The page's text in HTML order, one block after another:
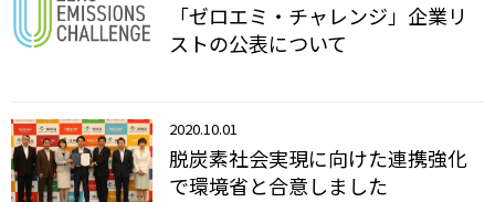
「ゼロエミ・チャレンジ」企業リ
ストの公表について
2020.10.01
脱炭素社会実現に向けた連携強化
で環境省と合意しました